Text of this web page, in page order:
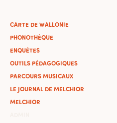
CARTE DE WALLONIE
PHONOTHÈQUE
ENQUÊTES
OUTILS PÉDAGOGIQUES
PARCOURS MUSICAUX
LE JOURNAL DE MELCHIOR
MELCHIOR